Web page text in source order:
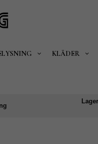
KLÄDER